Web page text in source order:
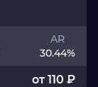
AR
30.44%
от 110 ₽